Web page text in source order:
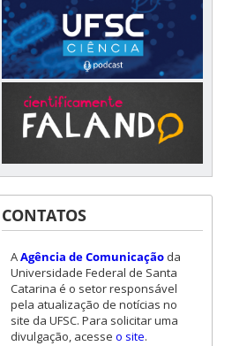
CONTATOS
AAgência de Comunicaçãoda
Universidade Federal de Santa
Catarina é o setor responsável
pela atualização de notícias no
site da UFSC. Para solicitar uma
divulgação, acesse o site.